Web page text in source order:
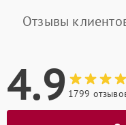
Отзывы
4.9 1799